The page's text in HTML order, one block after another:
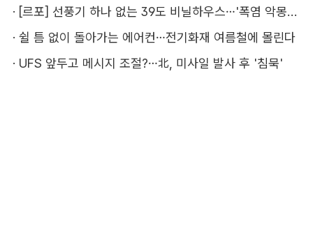
·
[르포] 선풍기 하나 없는 39도 비닐하우스…'폭염 악몽' 꾸는 이주노동자
· 쉴 틈 없이 돌아가는 에어컨…전기화재 여름철에 몰린다
· UFS 앞두고 메시지 조절?…北, 미사일 발사 후 '침묵'